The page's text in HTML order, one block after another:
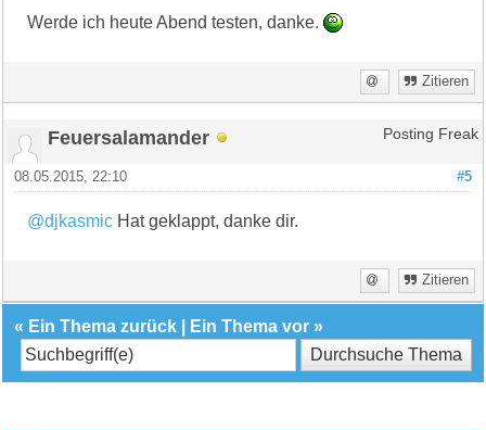
Werde ich heute Abend testen, danke.
Zitieren
Feuersalamander Posting Freak
#5
08.05.2015, 22:10
@djkasmic Hat geklappt, danke dir.
Zitieren
« Ein Thema zurück Ein Thema vor »